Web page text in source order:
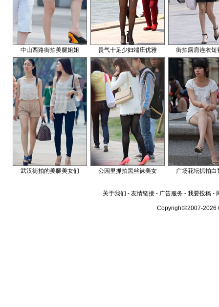
中山西路街拍美腿姐姐 贵气十足少妇端庄优雅 街拍露肩连衣短
武汉街拍的美腿美女们 公园里抓拍黑丝袜美女 广场花坛抓拍白
关于我们 - 友情链接 - 广告服务 - 我要投稿 -
Copyright©2007-2026